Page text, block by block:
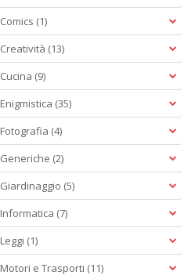
Comics (1)
Creatività (13)
Cucina (9)
Enigmistica (35)
Fotografia (4)
Generiche (2)
Giardinaggio (5)
Informatica (7)
Leggi (1)
Motori e Trasporti (11)